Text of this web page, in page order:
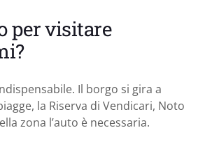
per visitare
Il borgo si gira a
la Riserva di Vendicari, Noto
zona l’auto è necessaria.